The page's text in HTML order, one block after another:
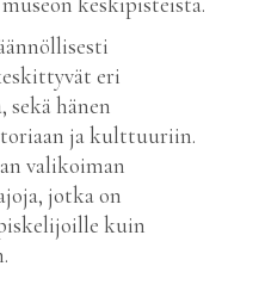
eri
sekä hänen
ja kulttuuriin.
valikoiman
jotka on
kuin